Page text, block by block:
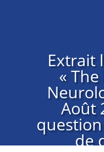
Extrait
«
Août
de